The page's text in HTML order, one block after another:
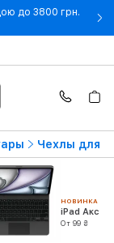
до 3800 грн.
iPhone за Trade-in
Чехлы для
НОВИНКА
iPad
От 99 ₴